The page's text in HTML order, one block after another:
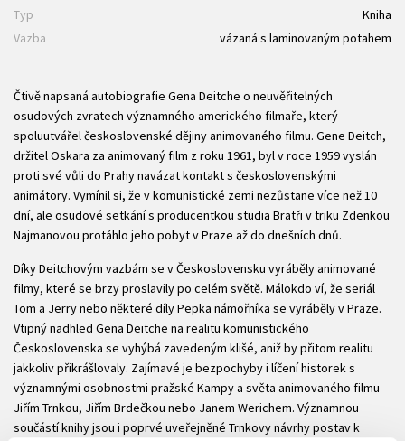
Typ
Kniha
Vazba
vázaná s laminovaným potahem
Čtivě napsaná autobiografie Gena Deitche o neuvěřitelných
osudových zvratech významného amerického filmaře, který
spoluutvářel československé dějiny animovaného filmu. Gene Deitch,
držitel Oskara za animovaný film z roku 1961, byl v roce 1959 vyslán
proti své vůli do Prahy navázat kontakt s československými
animátory. Vymínil si, že v komunistické zemi nezůstane více než 10
dní, ale osudové setkání s producentkou studia Bratři v triku Zdenkou
Najmanovou protáhlo jeho pobyt v Praze až do dnešních dnů.
Díky Deitchovým vazbám se v Československu vyráběly animované
filmy, které se brzy proslavily po celém světě. Málokdo ví, že seriál
Tom a Jerry nebo některé díly Pepka námořníka se vyráběly v Praze.
Vtipný nadhled Gena Deitche na realitu komunistického
Československa se vyhýbá zavedeným klišé, aniž by přitom realitu
jakkoliv přikrášlovaly. Zajímavé je bezpochyby i líčení historek s
významnými osobnostmi pražské Kampy a světa animovaného filmu
Jiřím Trnkou, Jiřím Brdečkou nebo Janem Werichem. Významnou
součástí knihy jsou i poprvé uveřejněné Trnkovy návrhy postav k